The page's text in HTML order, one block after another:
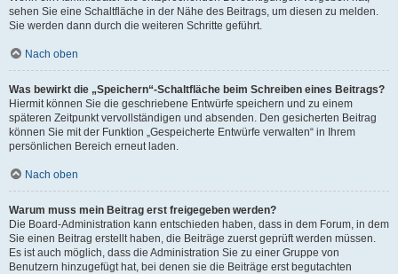
sehen Sie eine Schaltfläche in der Nähe des Beitrags, um diesen zu melden.
Sie werden dann durch die weiteren Schritte geführt.
Nach oben
Was bewirkt die „Speichern“-Schaltfläche beim Schreiben eines Beitrags?
Hiermit können Sie die geschriebene Entwürfe speichern und zu einem
späteren Zeitpunkt vervollständigen und absenden. Den gesicherten Beitrag
können Sie mit der Funktion „Gespeicherte Entwürfe verwalten“ in Ihrem
persönlichen Bereich erneut laden.
Nach oben
Warum muss mein Beitrag erst freigegeben werden?
Die Board-Administration kann entschieden haben, dass in dem Forum, in dem
Sie einen Beitrag erstellt haben, die Beiträge zuerst geprüft werden müssen.
Es ist auch möglich, dass die Administration Sie zu einer Gruppe von
Benutzern hinzugefügt hat, bei denen sie die Beiträge erst begutachten